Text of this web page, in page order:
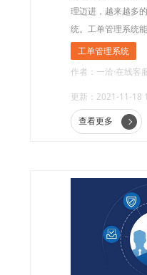
理迈进，越来越多
统。工单管理系统
看工单状态和内容
工单管理系统
作者：一洽·在线客
更新：2021-11-18
查看更多